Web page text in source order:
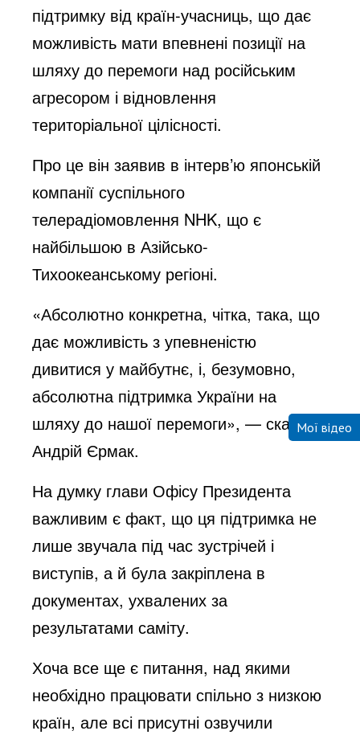
підтримку від країн-учасниць, що дає
можливість мати впевнені позиції на
шляху до перемоги над російським
агресором і відновлення
територіальної цілісності.
Про це він заявив в інтерв’ю японській
компанії суспільного
телерадіомовлення NHK, що є
найбільшою в Азійсько-
Тихоокеанському регіоні.
«Абсолютно конкретна, чітка, така, що
дає можливість з упевненістю
дивитися у майбутнє, і, безумовно,
абсолютна підтримка України на
шляху до нашої перемоги», — сказав
Андрій Єрмак.
На думку глави Офісу Президента
важливим є факт, що ця підтримка не
лише звучала під час зустрічей і
виступів, а й була закріплена в
документах, ухвалених за
результатами саміту.
Хоча все ще є питання, над якими
необхідно працювати спільно з низкою
країн, але всі присутні озвучили
Мої відео